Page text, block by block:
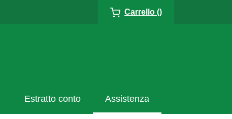
Carrello ()
Estratto conto Assistenza